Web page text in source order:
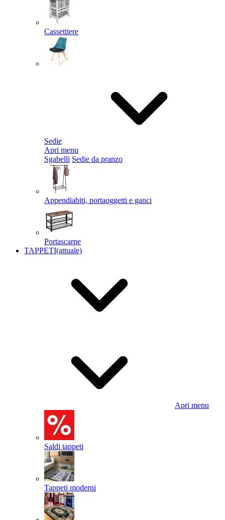
Cassettiere
Sedie
Apri menu
Sgabelli Sedie da pranzo
Appendiabiti, portaoggetti e ganci
Portascarpe
TAPPETI(attuale)
Apri menu
Saldi tappeti
Tappeti moderni